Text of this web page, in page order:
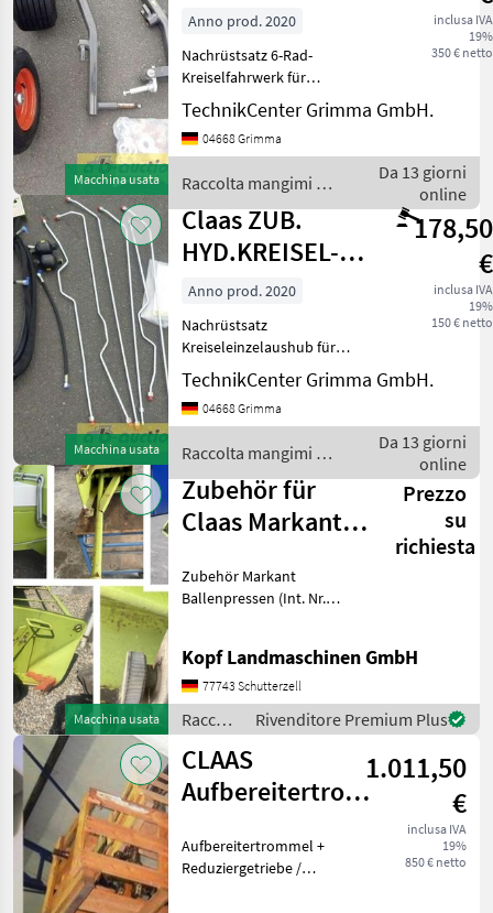
Macchina usata
inclusa IVA
19%
350 € netto
Anno prod. 2020
Nachrüstsatz 6-Rad-
Kreiselfahrwerk für
Liner1900/ 2800/ 27001700/
1700 Twin1750/ 1750
Twin1900/ 1800 TwinET-Nr.:
Fahrwerk wird am
12.08.2026 bei
TechnikCenter Grimma GmbH.
04668 Grimma
Raccolta mangimi /
Claas
Da 13 giorni
online
Macchina usata
Claas ZUB.
HYD.KREISEL-
EINZELAUSHUB
178,50
€
inclusa IVA
19%
150 € netto
Anno prod. 2020
Nachrüstsatz
Kreiseleinzelaushub für
Liner 2800; 2900; 3100ET-Nr.:
00 0486 127 0Dieses Set
wird am 12.08.2026 bei ab-
Interne Nr.: 10993138
TechnikCenter Grimma GmbH.
04668 Grimma
Raccolta mangimi /
Claas
Da 13 giorni
online
Macchina usata
Zubehör für
Claas Markant &
Ballenpresse
Prezzo
su
richiesta
Zubehör Markant
Ballenpressen (Int. Nr.
Nr. 13810) 690 EUR zzgl.
MwSt. Ballenschleuder für
Hochdr
Kopf Landmaschinen GmbH
77743 Schutterzell
Raccolta
mangimi
/ Claas
Rivenditore Premium Plus
CLAAS
Aufbereitertrommel
Disco 8550 & Kre
1.011,50
€
inclusa IVA
19%
850 € netto
Aufbereitertrommel +
Reduziergetriebe /